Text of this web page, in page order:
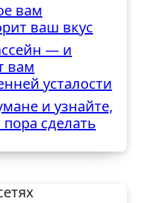
вам
ваш вкус
— и
вам
усталости
и узнайте,
сделать